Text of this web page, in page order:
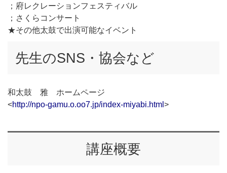
；府レクレーションフェスティバル
；さくらコンサート
★その他太鼓で出演可能なイベント
先生のSNS・協会など
和太鼓 雅 ホームページ
<http://npo-gamu.o.oo7.jp/index-miyabi.html >
講座概要